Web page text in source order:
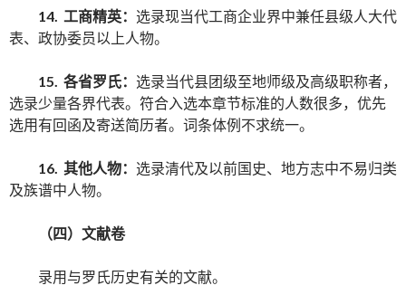
14. 工商精英： 选录现当代工商企业界中兼任县级人大代
表、政协委员以上人物。
15. 各省罗氏： 选录当代县团级至地师级及高级职称者，
选录少量各界代表。符合入选本章节标准的人数很多，优先
选用有回函及寄送简历者。词条体例不求统一。
16. 其他人物： 选录清代及以前国史、地方志中不易归类
及族谱中人物。
（四）文献卷
录用与罗氏历史有关的文献。